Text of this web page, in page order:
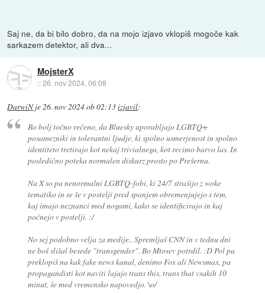
Saj ne, da bi bilo dobro, da na mojo izjavo vklopiš mogoče kak
sarkazem detektor, ali dva...
MojsterX
::26. nov 2024, 06:08
DarwiNje26. nov 2024 ob 02:13izjavil:
Bo bolj točno rečeno, da Bluesky uporabljajo LGBTQ+
posamezniki in tolerantni ljudje, ki spolno usmerjenost in spolno
identiteto tretirajo kot nekaj trivialnega, kot recimo barvo las. In
posledično poteka normalen diskurz prosto po Prešernu.
Na X so pa nenormalni LGBTQ-fobi, ki 24/7 strašijo z woke
tematiko in se še v postelji pred spanjem obremenjujejo s tem,
kaj imajo neznanci med nogami, kako se identificirajo in kaj
počnejo v postelji. :/
No sej podobno velja za medije.. Spremljaš CNN in v tednu dni
ne boš slišal besede "transgender". Bo Mtosev potrdil. :D Pol pa
preklopiš na kak fake news kanal, denimo Fox ali Newsmax, pa
propagandisti kot naviti lajajo trans this, trans that vsakih 10
minut, še med vremensko napovedjo. \o/